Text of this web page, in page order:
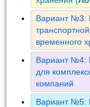
Вариант №3:
временного
Вариант №4:
для
компаний
Вариант №5: